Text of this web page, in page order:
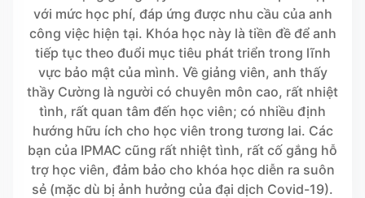
với mức học phí, đáp ứng được nhu cầu của anh
công việc hiện tại. Khóa học này là tiền đề để anh
tiếp tục theo đuổi mục tiêu phát triển trong lĩnh
vực bảo mật của mình. Về giảng viên, anh thấy
thầy Cường là người có chuyên môn cao, rất nhiệt
tình, rất quan tâm đến học viên; có nhiều định
hướng hữu ích cho học viên trong tương lai. Các
bạn của IPMAC cũng rất nhiệt tình, rất cố gắng hỗ
trợ học viên, đảm bảo cho khóa học diễn ra suôn
sẻ (mặc dù bị ảnh hưởng của đại dịch Covid-19).